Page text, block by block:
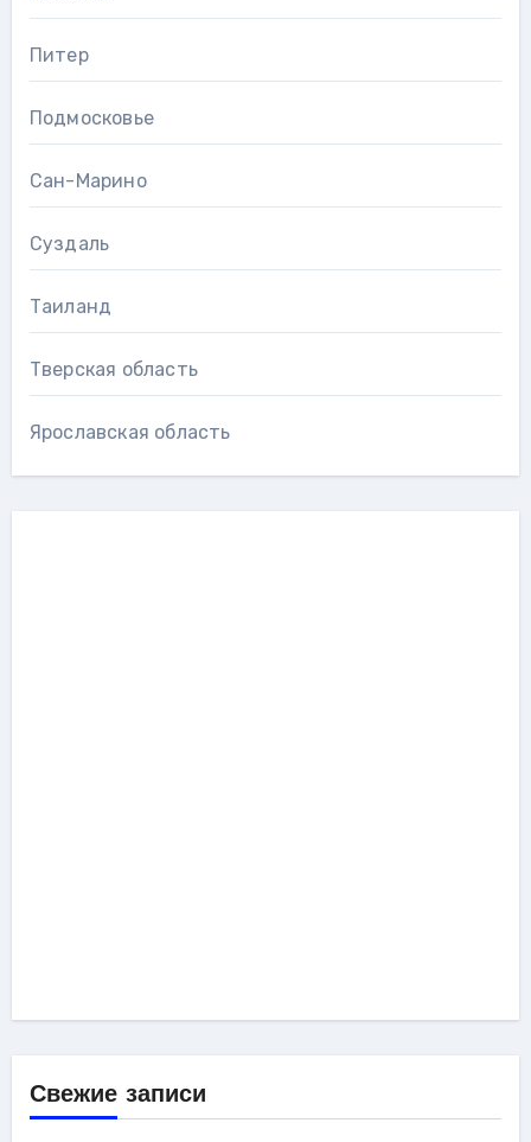
Питер
Подмосковье
Сан-Марино
Суздаль
Таиланд
Тверская область
Ярославская область
Свежие записи